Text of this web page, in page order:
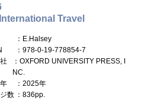
Travel
：E.Halsey
：978-0-19-778854-7
：OXFORD UNIVERSITY PRESS, I
NC.
：2025年
数 ：836pp.